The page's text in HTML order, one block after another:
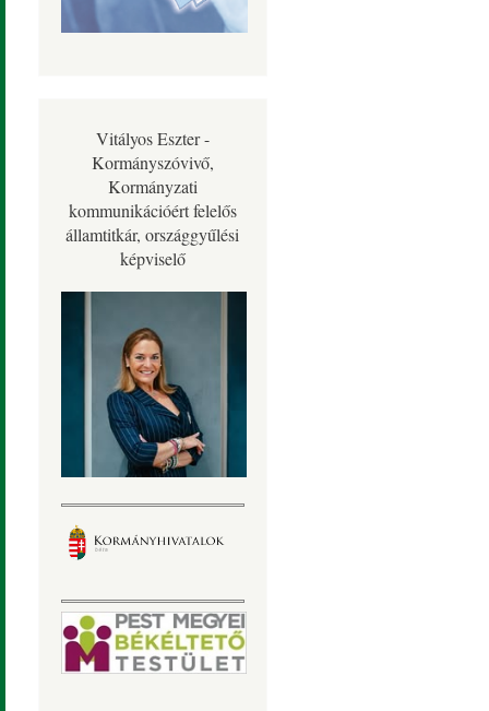
Vitályos Eszter -
Kormányszóvivő,
Kormányzati
kommunikációért felelős
államtitkár, országgyűlési
képviselő